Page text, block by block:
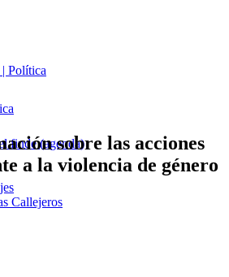
Política
finde (agenda)
Callejeros
sobre las acciones
a la violencia de género